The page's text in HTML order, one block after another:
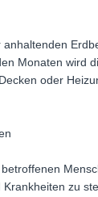
Monaten wird
oder
zu